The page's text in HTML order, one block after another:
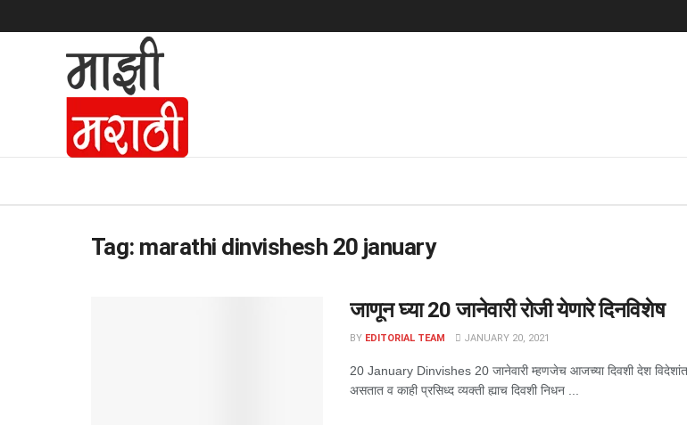
Tag: marathi dinvishesh 20 january
जाणून घ्या 20 जानेवारी रोजी येणारे दिनविशेष
BY EDITORIAL TEAM JANUARY 20, 2021
20 January Dinvishes 20 जानेवारी म्हणजेच आजच्या दिवशी देश विदेशांत
असतात व काही प्रसिध्द व्यक्ती ह्याच दिवशी निधन ...